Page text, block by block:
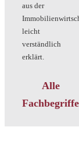
aus der
leicht
verständlich
erklärt.
Alle
Fachbegriffe